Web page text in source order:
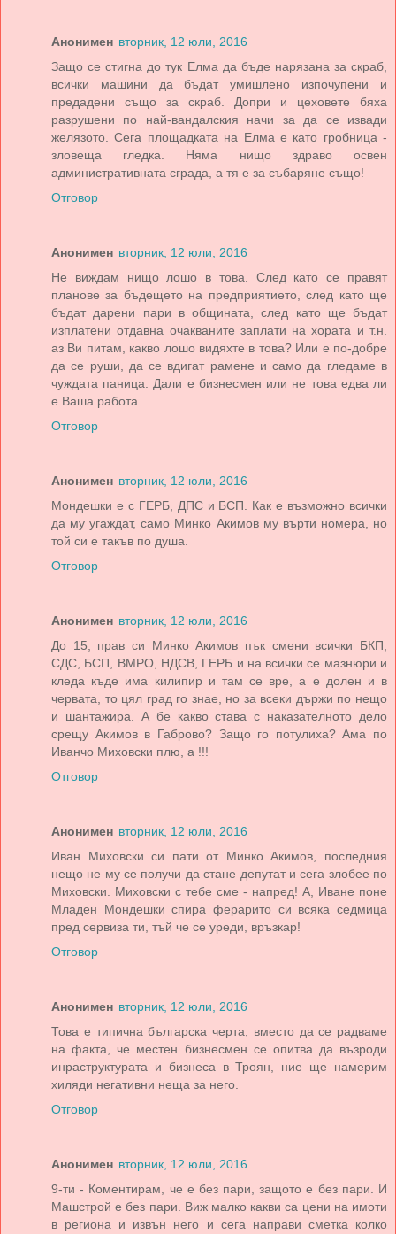
Анонимен вторник, 12 юли, 2016
Защо се стигна до тук Елма да бъде нарязана за скраб,
всички машини да бъдат умишлено изпочупени и
предадени също за скраб. Допри и цеховете бяха
разрушени по най-вандалския начи за да се извади
желязото. Сега площадката на Елма е като гробница -
зловеща гледка. Няма нищо здраво освен
административната сграда, а тя е за събаряне също!
Отговор
Анонимен вторник, 12 юли, 2016
Не виждам нищо лошо в това. След като се правят
планове за бъдещето на предприятието, след като ще
бъдат дарени пари в общината, след като ще бъдат
изплатени отдавна очакваните заплати на хората и т.н.
аз Ви питам, какво лошо видяхте в това? Или е по-добре
да се руши, да се вдигат рамене и само да гледаме в
чуждата паница. Дали е бизнесмен или не това едва ли
е Ваша работа.
Отговор
Анонимен вторник, 12 юли, 2016
Мондешки е с ГЕРБ, ДПС и БСП. Как е възможно всички
да му угаждат, само Минко Акимов му върти номера, но
той си е такъв по душа.
Отговор
Анонимен вторник, 12 юли, 2016
До 15, прав си Минко Акимов пък смени всички БКП,
СДС, БСП, ВМРО, НДСВ, ГЕРБ и на всички се мазнюри и
кледа къде има килипир и там се вре, а е долен и в
червата, то цял град го знае, но за всеки държи по нещо
и шантажира. А бе какво става с наказателното дело
срещу Акимов в Габрово? Защо го потулиха? Ама по
Иванчо Миховски плю, а !!!
Отговор
Анонимен вторник, 12 юли, 2016
Иван Миховски си пати от Минко Акимов, последния
нещо не му се получи да стане депутат и сега злобее по
Миховски. Миховски с тебе сме - напред! А, Иване поне
Младен Мондешки спира ферарито си всяка седмица
пред сервиза ти, тъй че се уреди, връзкар!
Отговор
Анонимен вторник, 12 юли, 2016
Това е типична българска черта, вместо да се радваме
на факта, че местен бизнесмен се опитва да възроди
инраструктурата и бизнеса в Троян, ние ще намерим
хиляди негативни неща за него.
Отговор
Анонимен вторник, 12 юли, 2016
9-ти - Коментирам, че е без пари, защото е без пари. И
Машстрой е без пари. Виж малко какви са цени на имоти
в региона и извън него и сега направи сметка колко